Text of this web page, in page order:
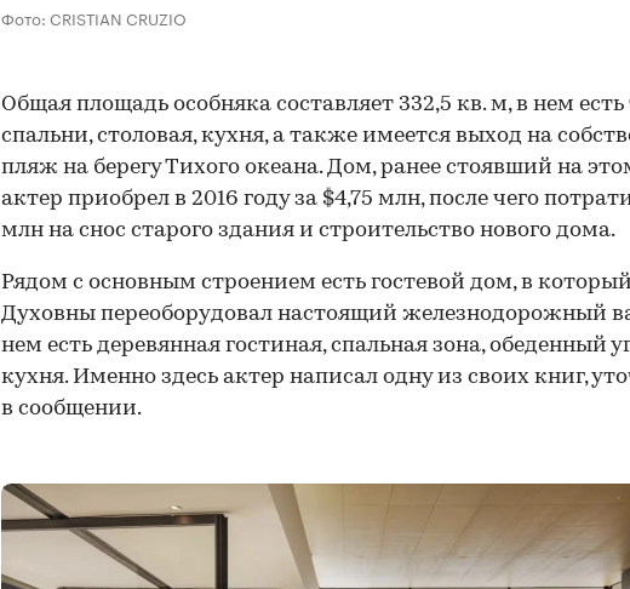
Фото: CRISTIAN CRUZIO
Общая площадь особняка составляет 332,5 кв. м, в нем
спальни, столовая, кухня, а также имеется выход на
пляж на берегу Тихого океана. Дом, ранее стоявший на
актер приобрел в 2016 году за $4,75 млн, после чего
млн на снос старого здания и строительство нового дома.
Рядом с основным строением есть гостевой дом, в
Духовны переоборудовал настоящий железнодорожный
нем есть деревянная гостиная, спальная зона, обеденный
кухня. Именно здесь актер написал одну из своих книг,
в сообщении.